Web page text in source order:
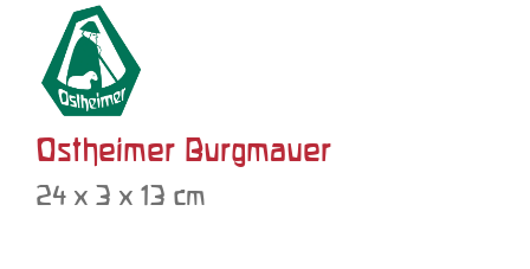
Ostheimer Burgmauer
24 x 3 x 13 cm